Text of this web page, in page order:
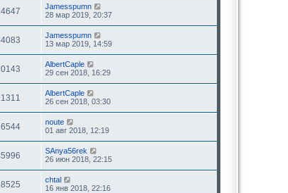
Jamesspumn
28 мар 2019, 20:37
Jamesspumn
13 мар 2019, 14:59
AlbertCaple
29 сен 2018, 16:29
AlbertCaple
26 сен 2018, 03:30
noute
01 авг 2018, 12:19
SAnya56rek
26 июн 2018, 22:15
chtal
16 янв 2018, 22:16